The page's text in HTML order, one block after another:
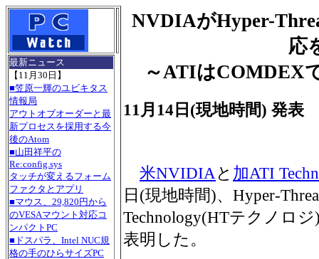
最新ニュース
【11月30日】
■笠原一輝のユビキタス
情報局
アウトオブオーダーと最
新プロセスを採用する今
後のAtom
■山田祥平の
Re:config.sys
タッチが変えるフォーム
ファクタとアプリ
■マウス、29,820円から
のVESAマウント対応コ
ンパクトPC
■ドスパラ、Intel NUC規
格の手のひらサイズPC
NVDIAがHyper-
応
～ATIはCOMDEX
11月14日(現地時間) 発表
米NVIDIA と 加ATI
日(現地時間)、Hyper-
Technology(HTテクノロ
表明した。